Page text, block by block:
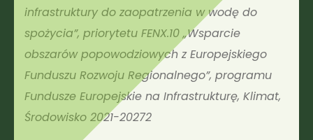
infrastruktury do zaopatrzenia w wodę do
spożycia”, priorytetu FENX.10 „Wsparcie
obszarów popowodziowych z Europejskiego
Funduszu Rozwoju Regionalnego”, programu
Fundusze Europejskie na Infrastrukturę, Klimat,
Środowisko 2021-20272